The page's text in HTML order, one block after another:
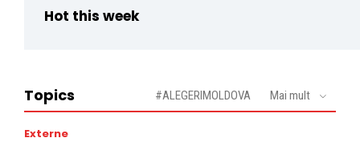
Hot this week
Topics #ALEGERIMOLDOVA Mai mult
Externe